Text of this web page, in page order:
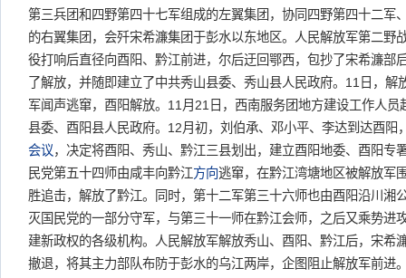
第三兵团和四野第四十七军组成的左翼集团，协同四野第四十二军
的右翼集团，会歼宋希濂集团于彭水以东地区。人民解放军第二野
役打响后直径向酉阳、黔江前进，尔后迂回鄂西，包抄了宋希濂部
了解放，并随即建立了中共秀山县委、秀山县人民政府。11日，解
军闻声逃窜，酉阳解放。11月21日，西南服务团地方建设工作人
县委、酉阳县人民政府。12月初，刘伯承、邓小平、李达到达酉阳
会议，决定将酉阳、秀山、黔江三县划出，建立酉阳地委、酉阳专
民党第五十四师由咸丰向黔江方向逃窜，在黔江湾塘地区被解放军
胜追击，解放了黔江。同时，第十二军第三十六师也由酉阳沿川湘
灭国民党的一部分守军，与第三十一师在黔江会师，之后又乘势进
建新政权的各级机构。人民解放军解放秀山、酉阳、黔江后，宋希
撤退，将其主力部队布防于彭水的乌江两岸，企图阻止解放军前进